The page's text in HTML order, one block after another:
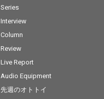
Series
Interview
Column
Review
Live Report
Audio Equipment
先週のオトトイ